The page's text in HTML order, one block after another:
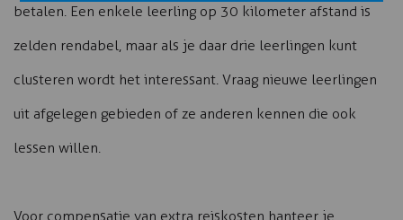
betalen. Een enkele leerling op 30 kilometer afstand is
zelden rendabel, maar als je daar drie leerlingen kunt
clusteren wordt het interessant. Vraag nieuwe leerlingen
uit afgelegen gebieden of ze anderen kennen die ook
lessen willen.
Voor compensatie van extra reiskosten hanteer je